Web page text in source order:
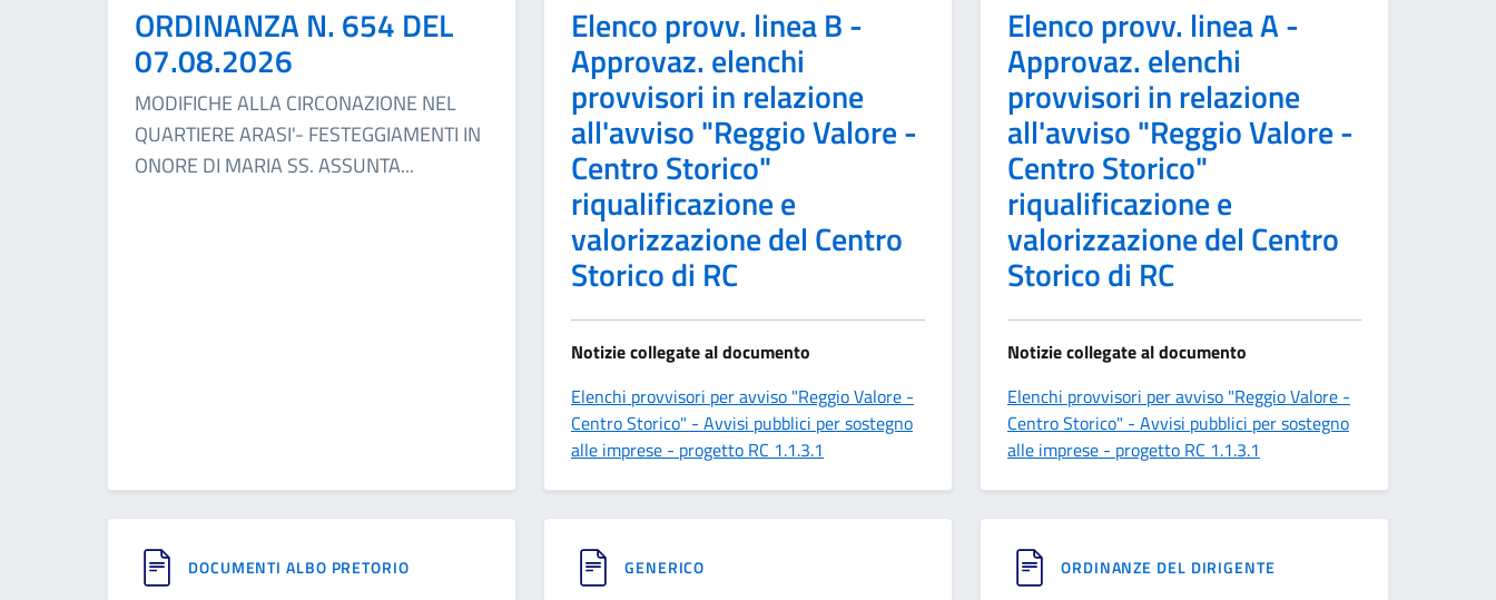
ORDINANZA N. 654 DEL
07.08.2026
MODIFICHE ALLA CIRCONAZIONE NEL
QUARTIERE ARASI'- FESTEGGIAMENTI IN
ONORE DI MARIA SS. ASSUNTA...
Elenco provv. linea B -
Approvaz. elenchi
provvisori in relazione
all'avviso "Reggio Valore -
Centro Storico"
riqualificazione e
valorizzazione del Centro
Storico di RC
Notizie collegate al documento
Elenchi provvisori per avviso "Reggio Valore -
Centro Storico" - Avvisi pubblici per sostegno
alle imprese - progetto RC 1.1.3.1
Elenco provv. linea A -
Approvaz. elenchi
provvisori in relazione
all'avviso "Reggio Valore -
Centro Storico"
riqualificazione e
valorizzazione del Centro
Storico di RC
Notizie collegate al documento
Elenchi provvisori per avviso "Reggio Valore -
Centro Storico" - Avvisi pubblici per sostegno
alle imprese - progetto RC 1.1.3.1
DOCUMENTI ALBO PRETORIO GENERICO ORDINANZE DEL DIRIGENTE